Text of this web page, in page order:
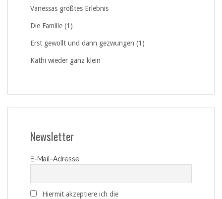
Vanessas größtes Erlebnis
Die Familie (1)
Erst gewollt und dann gezwungen (1)
Kathi wieder ganz klein
Newsletter
E-Mail-Adresse
Hiermit akzeptiere ich die